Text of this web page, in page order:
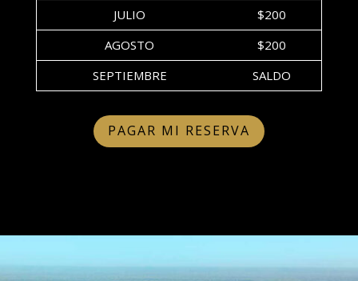
JULIO
$200
AGOSTO
$200
SEPTIEMBRE
SALDO
PAGAR MI RESERVA